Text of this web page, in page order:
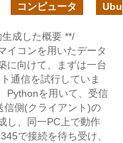
コンピュータ
生成した概要 **/
イコンを用いたデータ
に向けて、まずは一台
通信を試行していま
Pythonを用いて、受信
信側(クライアント)の
し、同一PC上で動作
で接続を待ち受け、